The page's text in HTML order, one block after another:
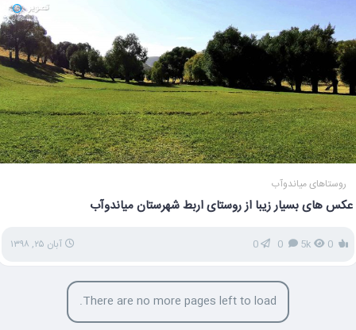
تصویر
روستاهای میاندوآب
عکس های بسیار زیبا از روستای اربط شهرستان میاندوآب
5k
0 آبان ۲۵, ۱۳۹۸
There are no more pages left to load.